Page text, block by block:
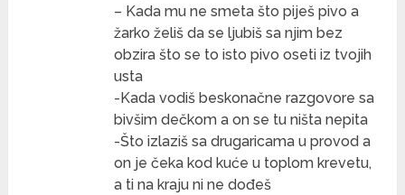
– Kada mu ne smeta što piješ pivo a
žarko želiš da se ljubiš sa njim bez
obzira što se to isto pivo oseti iz tvojih
usta
-Kada vodiš beskonačne razgovore sa
bivšim dečkom a on se tu ništa nepita
-Što izlaziš sa drugaricama u provod a
on je čeka kod kuće u toplom krevetu,
a ti na kraju ni ne dođeš